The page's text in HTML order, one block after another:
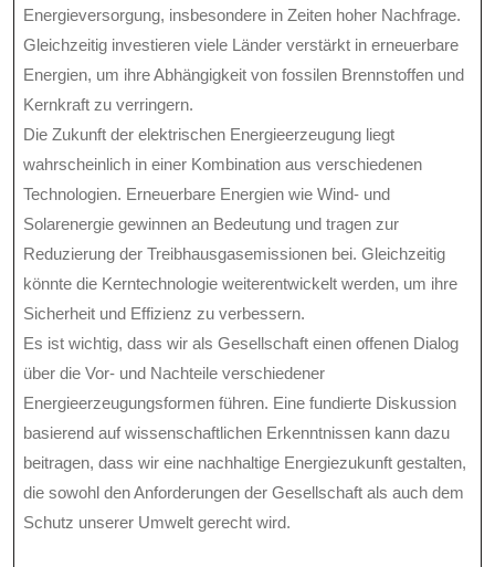
Energieversorgung, insbesondere in Zeiten hoher Nachfrage.
Gleichzeitig investieren viele Länder verstärkt in erneuerbare
Energien, um ihre Abhängigkeit von fossilen Brennstoffen und
Kernkraft zu verringern.
Die Zukunft der elektrischen Energieerzeugung liegt
wahrscheinlich in einer Kombination aus verschiedenen
Technologien. Erneuerbare Energien wie Wind- und
Solarenergie gewinnen an Bedeutung und tragen zur
Reduzierung der Treibhausgasemissionen bei. Gleichzeitig
könnte die Kerntechnologie weiterentwickelt werden, um ihre
Sicherheit und Effizienz zu verbessern.
Es ist wichtig, dass wir als Gesellschaft einen offenen Dialog
über die Vor- und Nachteile verschiedener
Energieerzeugungsformen führen. Eine fundierte Diskussion
basierend auf wissenschaftlichen Erkenntnissen kann dazu
beitragen, dass wir eine nachhaltige Energiezukunft gestalten,
die sowohl den Anforderungen der Gesellschaft als auch dem
Schutz unserer Umwelt gerecht wird.